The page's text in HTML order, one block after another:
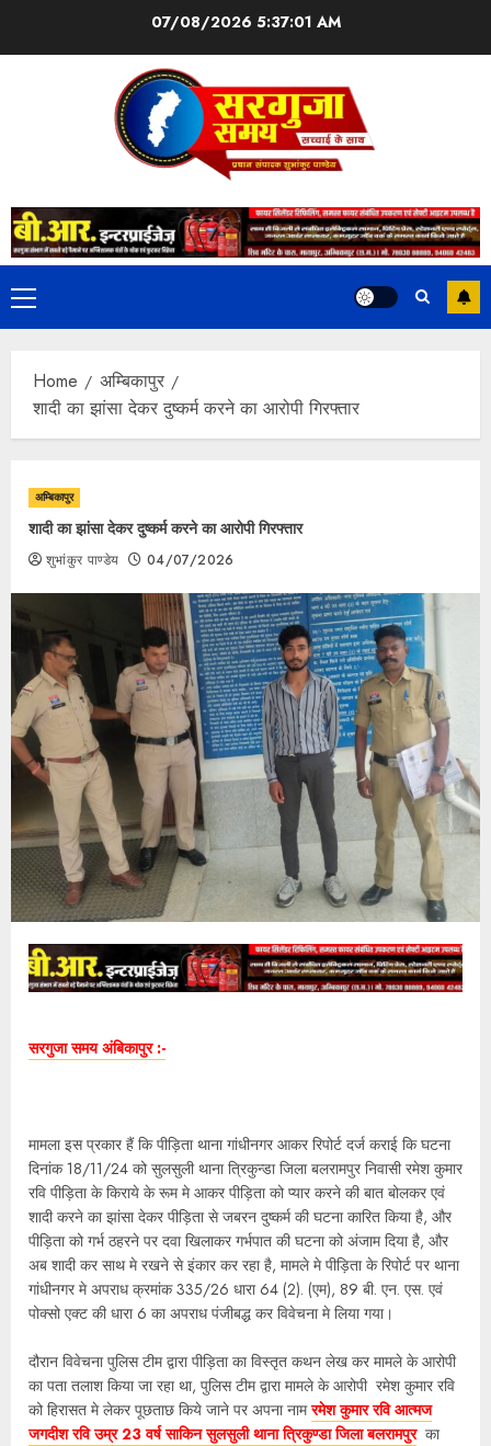
07/08/2026 5:37:02 AM
Home
अम्बिकापुर
शादी का झांसा देकर दुष्कर्म करने का आरोपी गिरफ्तार
अम्बिकापुर
शादी का झांसा देकर दुष्कर्म करने का आरोपी गिरफ्तार
शुभांकुर पाण्डेय 04/07/2026
सरगुजा समय अंबिकापुर :-
मामला इस प्रकार हैं कि पीड़िता थाना गांधीनगर आकर रिपोर्ट दर्ज कराई कि घटना
दिनांक 18/11/24 को सुलसुली थाना त्रिकुन्डा जिला बलरामपुर निवासी रमेश कुमार
रवि पीड़िता के किराये के रूम मे आकर पीड़िता को प्यार करने की बात बोलकर एवं
शादी करने का झांसा देकर पीड़िता से जबरन दुष्कर्म की घटना कारित किया है, और
पीड़िता को गर्भ ठहरने पर दवा खिलाकर गर्भपात की घटना को अंजाम दिया है, और
अब शादी कर साथ मे रखने से इंकार कर रहा है, मामले मे पीड़िता के रिपोर्ट पर थाना
गांधीनगर मे अपराध क्रमांक 335/26 धारा 64 (2). (एम), 89 बी. एन. एस. एवं
पोक्सो एक्ट की धारा 6 का अपराध पंजीबद्ध कर विवेचना मे लिया गया।
दौरान विवेचना पुलिस टीम द्वारा पीड़िता का विस्तृत कथन लेख कर मामले के आरोपी
का पता तलाश किया जा रहा था, पुलिस टीम द्वारा मामले के आरोपी रमेश कुमार रवि
को हिरासत मे लेकर पूछताछ किये जाने पर अपना नामरमेश कुमार रवि आत्मज
जगदीश रवि उम्र 23 वर्ष साकिन सुलसुली थाना त्रिकुण्डा जिला बलरामपुरका